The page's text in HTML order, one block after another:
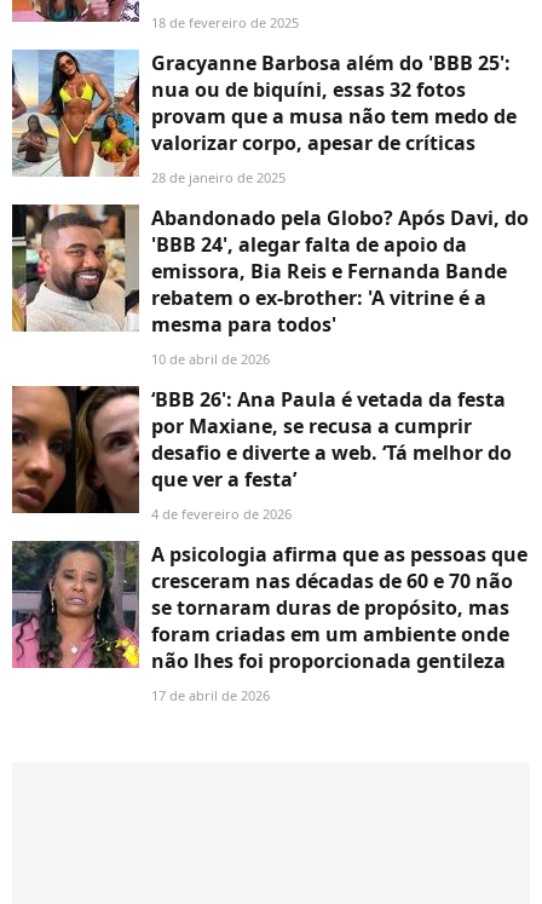
18 de fevereiro de 2025
Gracyanne Barbosa além do 'BBB 25':
nua ou de biquíni, essas 32 fotos
provam que a musa não tem medo de
valorizar corpo, apesar de críticas
28 de janeiro de 2025
Abandonado pela Globo? Após Davi, do
'BBB 24', alegar falta de apoio da
emissora, Bia Reis e Fernanda Bande
rebatem o ex-brother: 'A vitrine é a
mesma para todos'
10 de abril de 2026
‘BBB 26': Ana Paula é vetada da festa
por Maxiane, se recusa a cumprir
desafio e diverte a web. ‘Tá melhor do
que ver a festa’
4 de fevereiro de 2026
A psicologia afirma que as pessoas que
cresceram nas décadas de 60 e 70 não
se tornaram duras de propósito, mas
foram criadas em um ambiente onde
não lhes foi proporcionada gentileza
17 de abril de 2026